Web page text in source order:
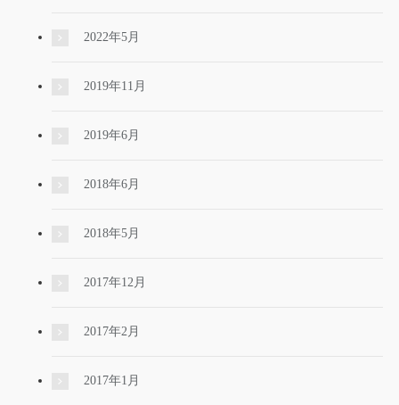
2022年5月
2019年11月
2019年6月
2018年6月
2018年5月
2017年12月
2017年2月
2017年1月